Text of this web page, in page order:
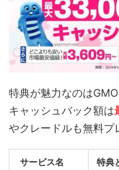
特典が魅力なのは
キャッシュバック額は
やクレードルも無料プ
サービス名 特典